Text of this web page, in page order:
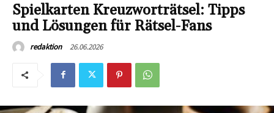
Spielkarten Kreuzworträtsel: Tipps
und Lösungen für Rätsel-Fans
redaktion 26.06.2026